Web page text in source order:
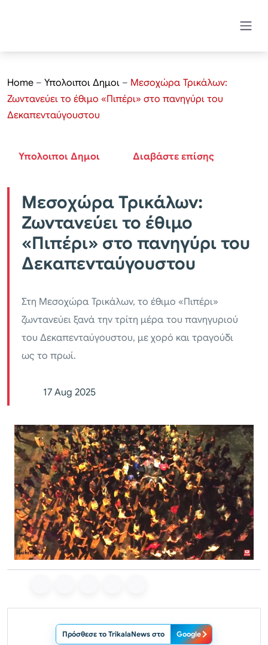
Home – Υπολοιποι Δημοι – Μεσοχώρα Τρικάλων:
Ζωντανεύει το έθιμο «Πιπέρι» στο πανηγύρι του
Δεκαπενταύγουστου
Υπολοιποι Δημοι Διαβάστε επίσης
Μεσοχώρα Τρικάλων:
Ζωντανεύει το έθιμο
«Πιπέρι» στο πανηγύρι του
Δεκαπενταύγουστου
Στη Μεσοχώρα Τρικάλων, το έθιμο «Πιπέρι»
ζωντανεύει ξανά την τρίτη μέρα του πανηγυριού
του Δεκαπενταύγουστου, με χορό και τραγούδι
ως το πρωί.
17 Aug 2025
Πρόσθεσε το TrikalaNews στο Google